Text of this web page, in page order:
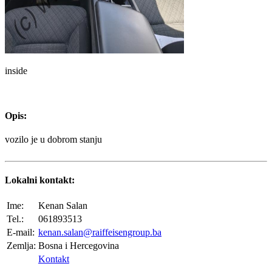
inside
Opis:
vozilo je u dobrom stanju
Lokalni kontakt:
Ime:
Kenan Salan
Tel.:
061893513
E-mail: kenan.salan@raiffeisengroup.ba
Zemlja: Bosna i Hercegovina
Kontakt